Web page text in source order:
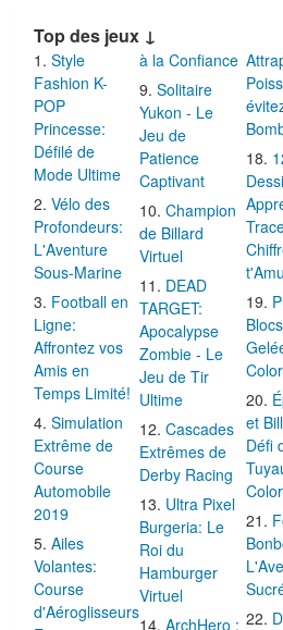
Top des jeux ↓
Style
Fashion K-
POP
Princesse:
Défilé de
Mode Ultime
Vélo des
Profondeurs:
L'Aventure
Sous-Marine
Football en
Ligne:
Affrontez vos
Amis en
Temps Limité!
Simulation
Extrême de
Course
Automobile
2019
Ailes
Volantes:
Course
d'Aéroglisseurs
à la Confiance
Solitaire
Yukon - Le
Jeu de
Patience
Captivant
Champion
de Billard
Virtuel
DEAD
TARGET:
Apocalypse
Zombie - Le
Jeu de Tir
Ultime
Cascades
Extrêmes de
Derby Racing
Ultra Pixel
Burgeria: Le
Roi du
Hamburger
Virtuel
ArchHero :
et
Défi